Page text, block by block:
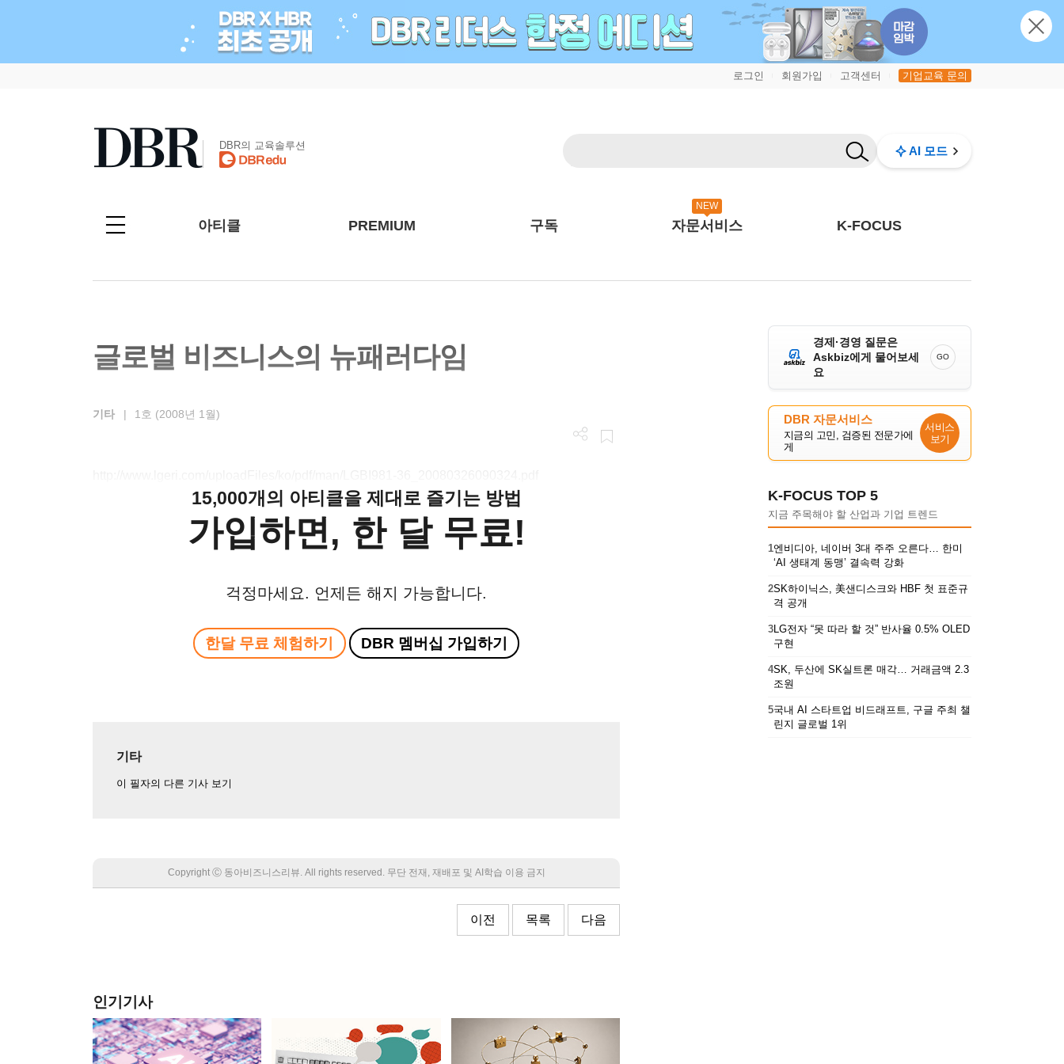
로그인 회원가입 고객센터 기업교육 문의
DBR의 교육솔루션 AI 모드
아티클 PREMIUM 구독
NEW
자문서비스 K-FOCUS
글로벌 비즈니스의 뉴패러다임
기타 | 1호 (2008년 1월)
15,000개의 아티클을 제대로 즐기는 방법
가입하면, 한 달 무료!
걱정마세요. 언제든 해지 가능합니다.
한달 무료 체험하기 DBR 멤버십 가입하기
기타
이 필자의 다른 기사 보기
Copyright Ⓒ 동아비즈니스리뷰. All rights reserved. 무단 전재, 재배포 및 AI학습 이용 금지
이전 목록 다음
인기기사
경제·경영 질문은
Askbiz에게 물어보세
요
GO
DBR 자문서비스
지금의 고민, 검증된 전문가에
게
서비스
보기
K-FOCUS TOP 5
지금 주목해야 할 산업과 기업 트렌드
1엔비디아, 네이버 3대 주주 오른다… 한미
‘AI 생태계 동맹’ 결속력 강화
2SK하이닉스, 美샌디스크와 HBF 첫 표준규
격 공개
3LG전자 “못 따라 할 것” 반사율 0.5% OLED
구현
4SK, 두산에 SK실트론 매각… 거래금액 2.3
조원
5국내 AI 스타트업 비드래프트, 구글 주최 챌
린지 글로벌 1위